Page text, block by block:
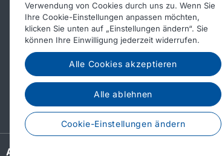
DAF-
Aufbauherstellerinformationen
DAF-Gebrauchtfahrzeuge
DAF Merchandising store
DAF Teile Webshop
© 2026 DAF Legal notice
A PACCAR COMPANY
Verwendung von Cookies durch uns zu. Wenn Sie
Ihre Cookie-Einstellungen anpassen möchten,
klicken Sie unten auf „Einstellungen ändern“. Sie
können Ihre Einwilligung jederzeit widerrufen.
Alle Cookies akzeptieren
Alle ablehnen
Cookie-Einstellungen ändern